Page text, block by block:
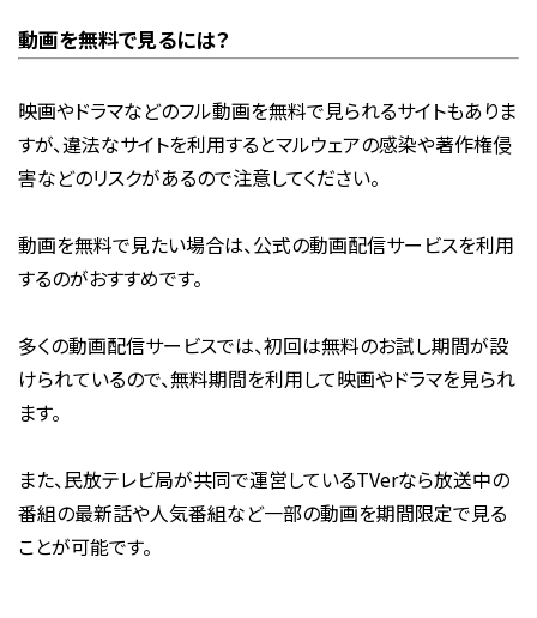
動画を無料で見るには？
映画やドラマなどのフル動画を無料で見られるサイトもありま
すが、違法なサイトを利用するとマルウェアの感染や著作権侵
害などのリスクがあるので注意してください。
動画を無料で見たい場合は、公式の動画配信サービスを利用
するのがおすすめです。
多くの動画配信サービスでは、初回は無料のお試し期間が設
けられているので、無料期間を利用して映画やドラマを見られ
ます。
また、民放テレビ局が共同で運営しているTVerなら放送中の
番組の最新話や人気番組など一部の動画を期間限定で見る
ことが可能です。